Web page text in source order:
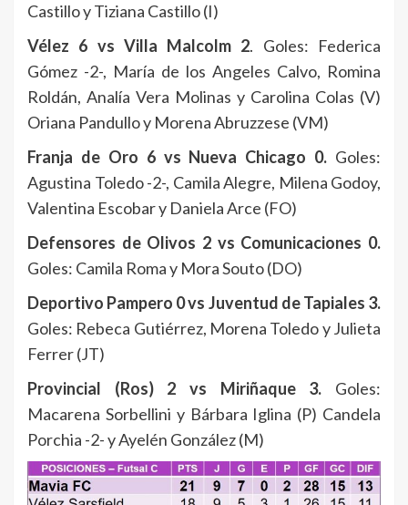
Castillo y Tiziana Castillo (I)
Vélez 6 vs Villa Malcolm 2. Goles: Federica
Gómez -2-, María de los Angeles Calvo, Romina
Roldán, Analía Vera Molinas y Carolina Colas (V)
Oriana Pandullo y Morena Abruzzese (VM)
Franja de Oro 6 vs Nueva Chicago 0. Goles:
Agustina Toledo -2-, Camila Alegre, Milena Godoy,
Valentina Escobar y Daniela Arce (FO)
Defensores de Olivos 2 vs Comunicaciones 0.
Goles: Camila Roma y Mora Souto (DO)
Deportivo Pampero 0 vs Juventud de Tapiales 3.
Goles: Rebeca Gutiérrez, Morena Toledo y Julieta
Ferrer (JT)
Provincial (Ros) 2 vs Miriñaque 3. Goles:
Macarena Sorbellini y Bárbara Iglina (P) Candela
Porchia -2- y Ayelén González (M)